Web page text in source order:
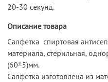
20-30 секунд.
Описание товара
Салфетка спиртовая
материала, стерильная,
(60±5)мм.
Салфетка изготовлена из